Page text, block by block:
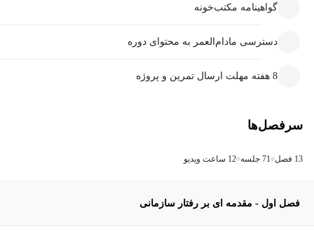
گواهینامه مکتب‌خونه
دسترسی مادام‌العمر به محتوای دوره
8 هفته مهلت ارسال تمرین و پروژه
سرفصل‌ها
13 فصل 71 جلسه 12 ساعت ویدیو
فصل اول - مقدمه ای بر رفتار سازمانی